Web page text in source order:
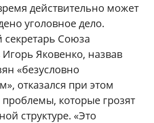
действительно может
уголовное дело.
Союза
Яковенко, назвав
«безусловно
отказался при этом
проблемы, которые грозят
структуре. «Это